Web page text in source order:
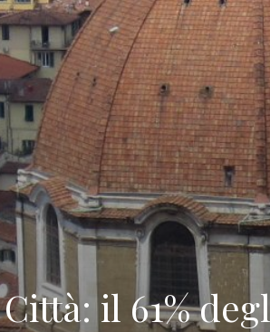
Città: il 61%